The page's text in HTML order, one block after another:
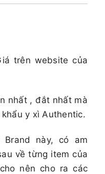
trên website của
nhất , đắt nhất mà
y xì Authentic.
Brand này, có am
về từng item của
nên cho ra các